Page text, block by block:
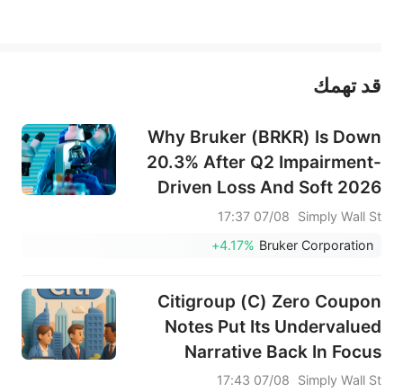
عند الضرورة، يرجى استشارة مستشار استثمار محترف. لا تقدم منصة سهم أي مشورة استثمارية، ولا تقدم أي التزامات أو ضمانات.
قد تهمك
Why Bruker (BRKR) Is Down
20.3% After Q2 Impairment-
Driven Loss And Soft 2026
Guidance
Simply Wall St
07/08 17:37
Bruker Corporation
+4.17%
Citigroup (C) Zero Coupon
Notes Put Its Undervalued
Narrative Back In Focus
Simply Wall St
07/08 17:43